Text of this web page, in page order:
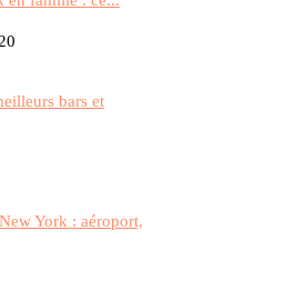
bars et
York : aéroport,